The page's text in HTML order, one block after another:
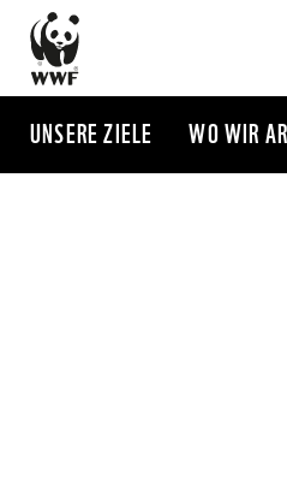
Direkt
zum
Inhalt
UNSERE ZIELE WO WIR